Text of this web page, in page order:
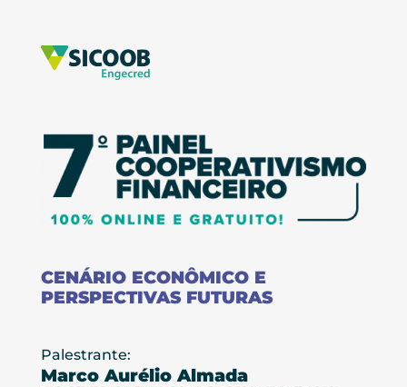
CENÁRIO ECONÔMICO E
PERSPECTIVAS FUTURAS
Palestrante:
Marco Aurélio Almada